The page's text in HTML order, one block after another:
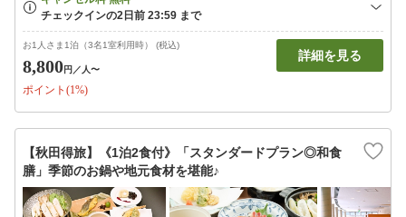
お1人さま1泊（3名1室利用時） (税込)
8,800円 ／人〜
ポイント(1%)
詳細を見る
【秋田得旅】《1泊2食付》「スタンダードプラン◎和食
膳」季節のお鍋や地元食材を堪能♪